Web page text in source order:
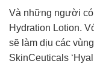
Và những người
Hydration Lotion.
sẽ làm dịu các
SkinCeuticals